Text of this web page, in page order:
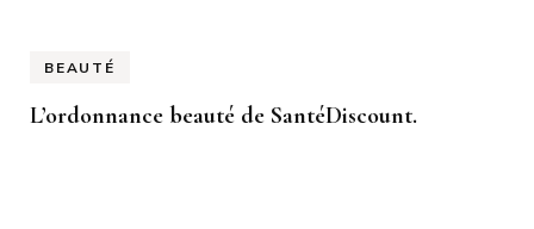
BEAUTÉ
L’ordonnance beauté de SantéDiscount.